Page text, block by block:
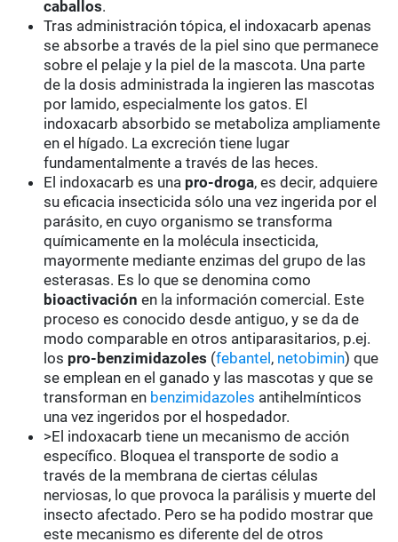
caballos.
Tras administración tópica, el indoxacarb apenas
se absorbe a través de la piel sino que permanece
sobre el pelaje y la piel de la mascota. Una parte
de la dosis administrada la ingieren las mascotas
por lamido, especialmente los gatos. El
indoxacarb absorbido se metaboliza ampliamente
en el hígado. La excreción tiene lugar
fundamentalmente a través de las heces.
El indoxacarb es una pro-droga, es decir, adquiere
su eficacia insecticida sólo una vez ingerida por el
parásito, en cuyo organismo se transforma
químicamente en la molécula insecticida,
mayormente mediante enzimas del grupo de las
esterasas. Es lo que se denomina como
bioactivación en la información comercial. Este
proceso es conocido desde antiguo, y se da de
modo comparable en otros antiparasitarios, p.ej.
los pro-benzimidazoles (febantel , netobimin) que
se emplean en el ganado y las mascotas y que se
transforman en benzimidazoles antihelmínticos
una vez ingeridos por el hospedador.
>El indoxacarb tiene un mecanismo de acción
específico. Bloquea el transporte de sodio a
través de la membrana de ciertas células
nerviosas, lo que provoca la parálisis y muerte del
insecto afectado. Pero se ha podido mostrar que
este mecanismo es diferente del de otros